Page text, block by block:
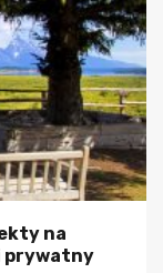
na
prywatny